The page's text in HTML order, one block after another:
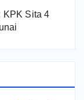
KPK Sita 4